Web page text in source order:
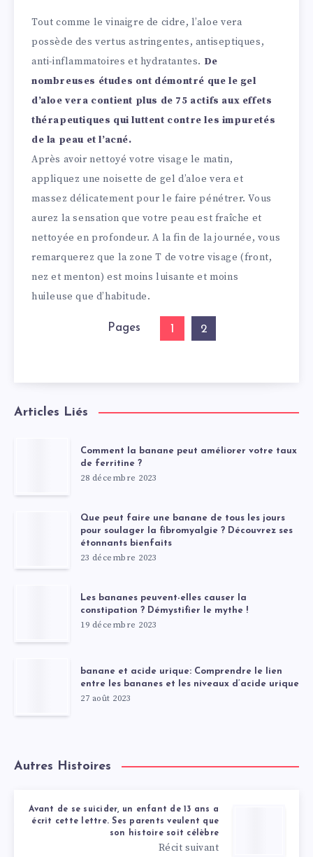
Tout comme le vinaigre de cidre, l’aloe vera
possède des vertus astringentes, antiseptiques,
anti-inflammatoires et hydratantes. De
nombreuses études ont démontré que le gel
d’aloe vera contient plus de 75 actifs aux effets
thérapeutiques qui luttent contre les impuretés
de la peau et l’acné.
Après avoir nettoyé votre visage le matin,
appliquez une noisette de gel d’aloe vera et
massez délicatement pour le faire pénétrer. Vous
aurez la sensation que votre peau est fraîche et
nettoyée en profondeur. A la fin de la journée, vous
remarquerez que la zone T de votre visage (front,
nez et menton) est moins luisante et moins
huileuse que d’habitude.
Pages 1 2
Articles Liés
Comment la banane peut améliorer votre taux
de ferritine ?
28 décembre 2023
Que peut faire une banane de tous les jours
pour soulager la fibromyalgie ? Découvrez ses
étonnants bienfaits
23 décembre 2023
Les bananes peuvent-elles causer la
constipation ? Démystifier le mythe !
19 décembre 2023
banane et acide urique: Comprendre le lien
entre les bananes et les niveaux d’acide urique
27 août 2023
Autres Histoires
Avant de se suicider, un enfant de 13 ans a
écrit cette lettre. Ses parents veulent que
son histoire soit célèbre
Récit suivant